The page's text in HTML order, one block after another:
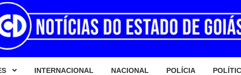
INTERNACIONAL NACIONAL POLÍCIA